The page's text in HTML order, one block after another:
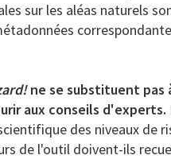
20 km
Zoom arrière sur
sur les aléas naturels
ne se substituent pas
aux conseils d'experts.
des niveaux de
de l'outil doivent-ils